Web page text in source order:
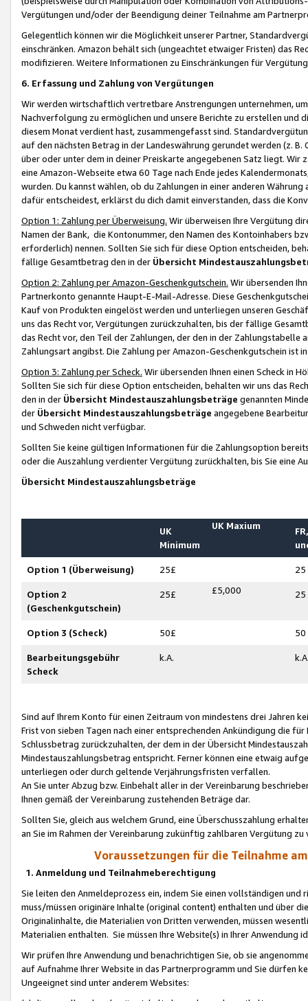
Vergütungen und/oder der Beendigung deiner Teilnahme am
Gelegentlich können wir die Möglichkeit unserer Partner,
einschränken. Amazon behält sich (ungeachtet etwaiger Fristen) das
modifizieren. Weitere Informationen zu Einschränkungen für
6. Erfassung und Zahlung von Vergütungen
Wir werden wirtschaftlich vertretbare Anstrengungen unternehmen,
Nachverfolgung zu ermöglichen und unsere Berichte zu erstellen und
diesem Monat verdient hast, zusammengefasst sind.
auf den nächsten Betrag in der Landeswährung gerundet werden (z.
über oder unter dem in deiner Preiskarte angegebenen Satz liegt.
eine Amazon-Webseite etwa 60 Tage nach Ende jedes
wurden. Du kannst wählen, ob du Zahlungen in einer anderen
dafür entscheidest, erklärst du dich damit einverstanden, dass die
Option 1: Zahlung per Überweisung. Wir überweisen Ihre Vergütung
Namen der Bank, die Kontonummer, den Namen des Kontoinhabers
erforderlich) nennen. Sollten Sie sich für diese Option entscheiden,
fällige Gesamtbetrag den in der Übersicht
Option 2: Zahlung per Amazon-Geschenkgutschein. Wir übersenden
Partnerkonto genannte Haupt-E-Mail-Adresse. Diese
Kauf von Produkten eingelöst werden und unterliegen unseren
uns das Recht vor, Vergütungen zurückzuhalten, bis der fällige
das Recht vor, den Teil der Zahlungen, der den in der
Zahlungsart angibst. Die Zahlung per Amazon-Geschenkgutschein ist
Option 3: Zahlung per Scheck. Wir übersenden Ihnen einen Scheck in
Sollten Sie sich für diese Option entscheiden, behalten wir uns das
den in der Übersicht Mindestauszahlungsbeträge genannten
der Übersicht Mindestauszahlungsbeträge angegebene
und Schweden nicht verfügbar.
Sollten Sie keine gültigen Informationen für die Zahlungsoption
oder die Auszahlung verdienter Vergütung zurückhalten, bis Sie
Übersicht Mindestauszahlungsbeträge
UK
Minimum
UK Maxium
Option 1 (Überweisung) 25£ 25
Option 2
(Geschenkgutschein)
25£ £5,000 25
Option 3 (Scheck) 50£ 50
Bearbeitungsgebühr
Scheck
k.A.
Sind auf Ihrem Konto für einen Zeitraum von mindestens drei Jahren
Frist von sieben Tagen nach einer entsprechenden Ankündigung die
Schlussbetrag zurückzuhalten, der dem in der Übersicht
Mindestauszahlungsbetrag entspricht. Ferner können eine etwaig
unterliegen oder durch geltende Verjährungsfristen verfallen.
An Sie unter Abzug bzw. Einbehalt aller in der Vereinbarung
Ihnen gemäß der Vereinbarung zustehenden Beträge dar.
Sollten Sie, gleich aus welchem Grund, eine Überschusszahlung
an Sie im Rahmen der Vereinbarung zukünftig zahlbaren Vergütung zu
Voraussetzungen für die Teilnahme
1. Anmeldung und Teilnahmeberechtigung
Sie leiten den Anmeldeprozess ein, indem Sie einen vollständigen
muss/müssen originäre Inhalte (original content) enthalten und über
Originalinhalte, die Materialien von Dritten verwenden, müssen
Materialien enthalten. Sie müssen Ihre Website(s) in Ihrer Anwendung
Wir prüfen Ihre Anwendung und benachrichtigen Sie, ob sie
auf Aufnahme Ihrer Website in das Partnerprogramm und Sie dürfen
Ungeeignet sind unter anderem Websites: